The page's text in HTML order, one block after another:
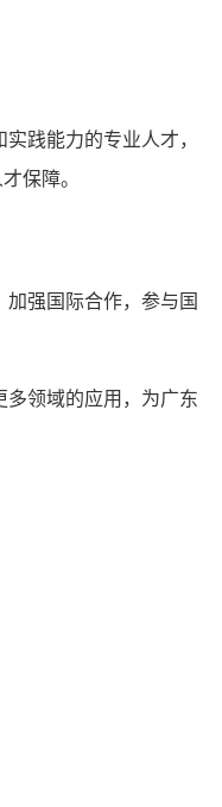
践能力的专业人才，
保障。
强国际合作，参与国
领域的应用，为广东